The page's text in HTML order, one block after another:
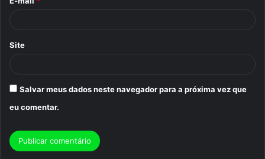
Site
Salvar meus dados neste navegador para a próxima vez que
eu comentar.